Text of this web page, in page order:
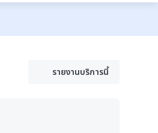
รายงานบริการนี้